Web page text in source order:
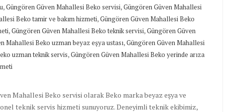
,Güngören Güven Mahallesi Beko servisi,Güngören Güven Mahallesi
Beko tamir ve bakım hizmeti,Güngören Güven Mahallesi Beko
,Güngören Güven Mahallesi Beko teknik servisi,Güngören Güven
Mahallesi Beko uzman beyaz eşya ustası,Güngören Güven Mahallesi
uzman teknik servis,Güngören Güven Mahallesi Beko yerinde arıza
Mahallesi Beko servisi olarak Beko marka beyaz eşya ve
teknik servis hizmeti sunuyoruz. Deneyimli teknik ekibimiz,